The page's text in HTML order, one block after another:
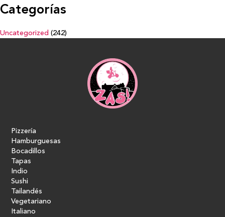
Categorías
Uncategorized (242)
Pizzería
Hamburguesas
Bocadillos
Tapas
Indio
Sushi
Tailandés
Vegetariano
Italiano